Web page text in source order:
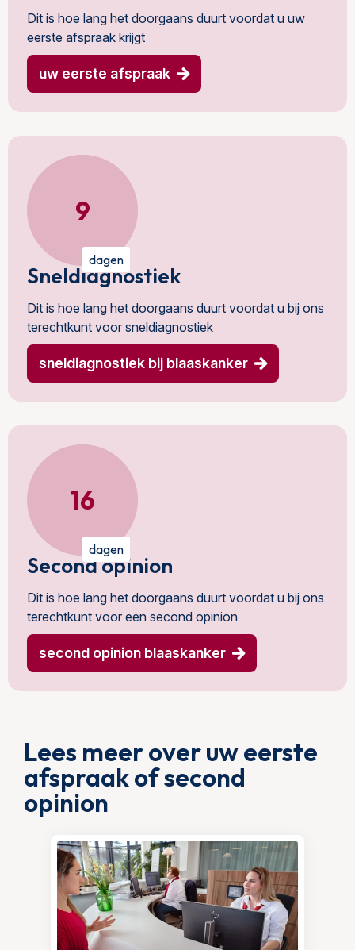
Dit is hoe lang het doorgaans duurt voordat u uw
eerste afspraak krijgt
uw eerste afspraak
9
dagen
Sneldiagnostiek
Dit is hoe lang het doorgaans duurt voordat u bij ons
terechtkunt voor sneldiagnostiek
sneldiagnostiek bij blaaskanker
16
dagen
Second opinion
Dit is hoe lang het doorgaans duurt voordat u bij ons
terechtkunt voor een second opinion
second opinion blaaskanker
Lees meer over uw eerste
afspraak of second
opinion